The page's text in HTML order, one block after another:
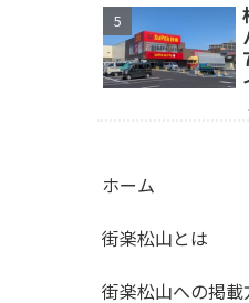
ホーム
街楽松山とは
街楽松山への掲載